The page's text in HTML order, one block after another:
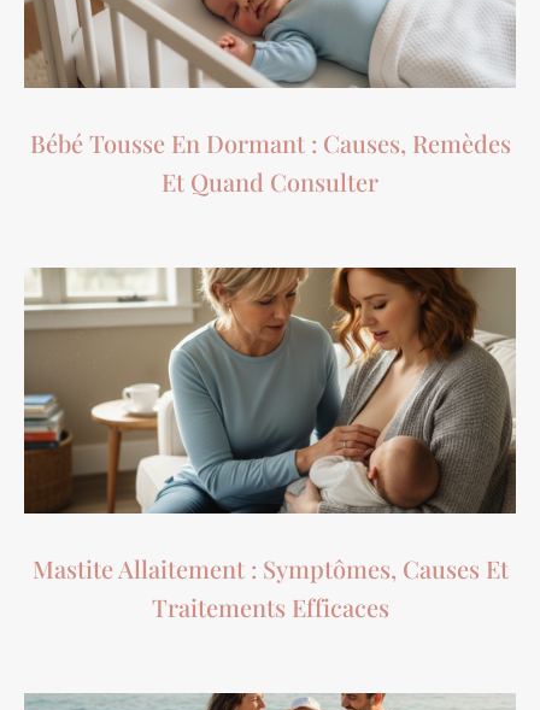
Bébé Tousse En Dormant : Causes, Remèdes
Et Quand Consulter
Mastite Allaitement : Symptômes, Causes Et
Traitements Efficaces